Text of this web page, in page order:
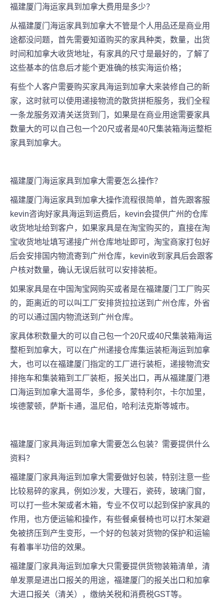
福建厦门 海运家具到加拿大费用是多少？
从福建厦门 海运家具到加拿大不管是个人用品还是商业用
途都没问题，首先需要知道购买的家具种类，数量，出货
时间和加拿大收货地址，有家具的尺寸是最好的，了解了
这些基本的信息后才能个更准确的核实海运价格；
有些个人客户需要购买家具海运到加拿大来装修自己的新
家，这时就可以使用递接物流的散货拼柜服务，我们全程
一条龙服务双清关送货到门，如果是在商业用途需要家具
数量大的可以自己包一个20尺或者是40尺集装箱海运整柜
家具到加拿大。
福建厦门 海运家具到加拿大需要怎么操作？
福建厦门 海运家具到加拿大操作流程很简单，首先跟客服
kevin咨询好家具海运到运费后，kevin会提供广州的仓库
收货地址给到客户，如果家具是在淘宝购买的，直接在淘
宝收货地址填写递接广州仓库地址即可，淘宝商家打包好
后会安排国内物流寄到广州仓库，kevin收到家具后会跟客
户核对数量，确认无误后就可以安排装柜。
如果家具是在中国淘宝网购买或者是在福建厦门 工厂购买
的，距离近的可以叫工厂安排货拉拉送到广州仓库，外省
的可以通过国内物流送到广州仓库。
家具体积数量大的可以自己包一个20尺或40尺集装箱海运
整柜到加拿大，可以在广州递接仓库集运装柜海运到加拿
大，也可以在福建厦门 指定的工厂进行装柜，递接物流安
排拖车和集装箱到工厂装柜，报关出口，再从福建厦门 港
口海运到加拿大温哥华，多伦多，蒙特利尔，卡尔加里，
埃德蒙顿，萨斯卡通，温尼伯，哈利法克斯等城市。
福建厦门 家具海运到加拿大需要怎么包装？需要提供什么
资料？
福建厦门 家具海运到加拿大需要做好包装，特别注意一些
比较易碎的家具，例如沙发，大理石，瓷砖，玻璃门窗，
可以打一些木架或者木箱，专业不仅可以起到保护家具的
作用，也方便运输和操作，有些餐桌餐椅也可以打木架避
免被挤压到产生变形，一个好的包装对货物的保护和运输
有着事半功倍的效果。
福建厦门 家具海运到加拿大只需要提供货物装箱清单，清
单发票是进出口报关的用途， 福建厦门 的报关出口和加拿
大进口报关（清关），缴纳关税和消费税GST等。